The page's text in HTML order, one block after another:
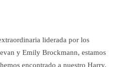
liderada por los
y Emily Brockmann, estamos
encontrado a nuestro Harry,